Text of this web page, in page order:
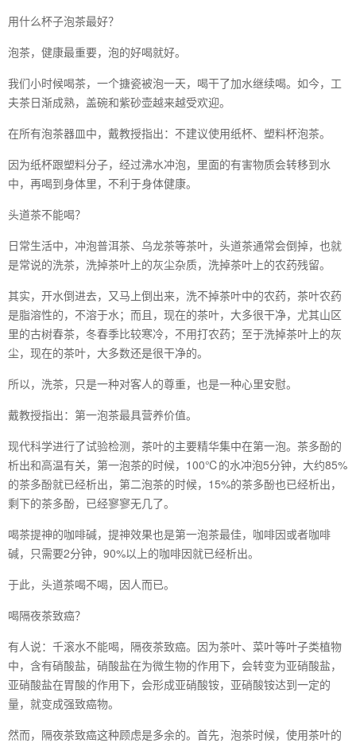
用什么杯子泡茶最好？
泡茶，健康最重要，泡的好喝就好。
我们小时候喝茶，一个搪瓷被泡一天，喝干了加水继续喝。如今，工
夫茶日渐成熟，盖碗和紫砂壶越来越受欢迎。
在所有泡茶器皿中，戴教授指出：不建议使用纸杯、塑料杯泡茶。
因为纸杯跟塑料分子，经过沸水冲泡，里面的有害物质会转移到水
中，再喝到身体里，不利于身体健康。
头道茶不能喝？
日常生活中，冲泡普洱茶、乌龙茶等茶叶，头道茶通常会倒掉，也就
是常说的洗茶，洗掉茶叶上的灰尘杂质，洗掉茶叶上的农药残留。
其实，开水倒进去，又马上倒出来，洗不掉茶叶中的农药，茶叶农药
是脂溶性的，不溶于水；而且，现在的茶叶，大多很干净，尤其山区
里的古树春茶，冬春季比较寒冷，不用打农药；至于洗掉茶叶上的灰
尘，现在的茶叶，大多数还是很干净的。
所以，洗茶，只是一种对客人的尊重，也是一种心里安慰。
戴教授指出：第一泡茶最具营养价值。
现代科学进行了试验检测，茶叶的主要精华集中在第一泡。茶多酚的
析出和高温有关，第一泡茶的时候，100℃的水冲泡5分钟，大约85%
的茶多酚就已经析出，第二泡茶的时候，15%的茶多酚也已经析出，
剩下的茶多酚，已经寥寥无几了。
喝茶提神的咖啡碱，提神效果也是第一泡茶最佳，咖啡因或者咖啡
碱，只需要2分钟，90%以上的咖啡因就已经析出。
于此，头道茶喝不喝，因人而已。
喝隔夜茶致癌？
有人说：千滚水不能喝，隔夜茶致癌。因为茶叶、菜叶等叶子类植物
中，含有硝酸盐，硝酸盐在为微生物的作用下，会转变为亚硝酸盐，
亚硝酸盐在胃酸的作用下，会形成亚硝酸铵，亚硝酸铵达到一定的
量，就变成强致癌物。
然而，隔夜茶致癌这种顾虑是多余的。首先，泡茶时候，使用茶叶的